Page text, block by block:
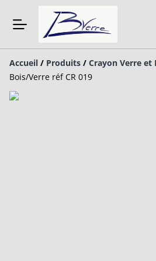
Accueil / Produits / Crayon Verre et
Bois/Verre réf CR 019